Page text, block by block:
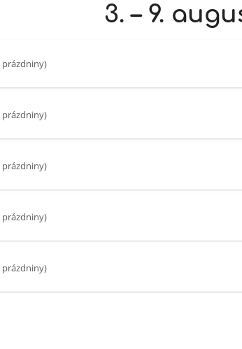
3. – 9.
prázdniny)
prázdniny)
prázdniny)
prázdniny)
prázdniny)